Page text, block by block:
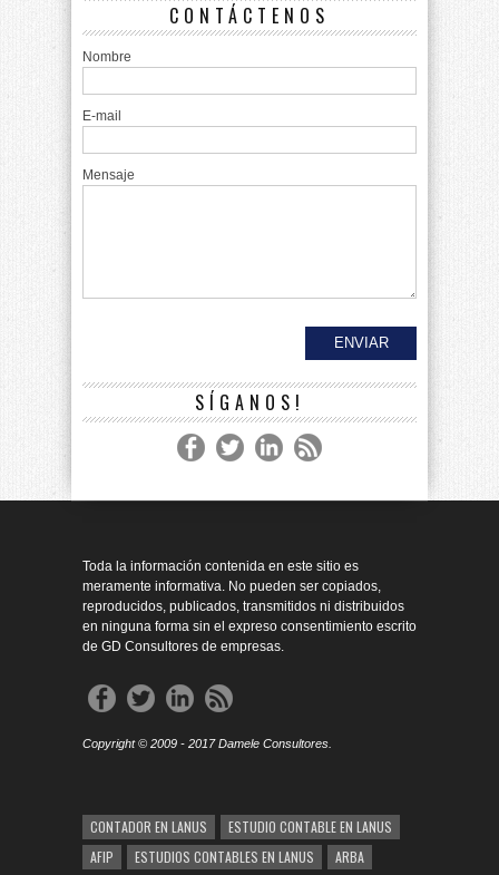
CONTÁCTENOS
Nombre
E-mail
Mensaje
SÍGANOS!
Toda la información contenida en este sitio es
meramente informativa. No pueden ser copiados,
reproducidos, publicados, transmitidos ni distribuidos
en ninguna forma sin el expreso consentimiento escrito
de GD Consultores de empresas.
Copyright © 2009 - 2017 Damele Consultores.
CONTADOR EN LANUS
ESTUDIO CONTABLE EN LANUS
AFIP
ESTUDIOS CONTABLES EN LANUS ARBA